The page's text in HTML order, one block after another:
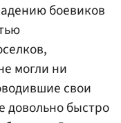
боевиков
могли ни
свои
довольно быстро